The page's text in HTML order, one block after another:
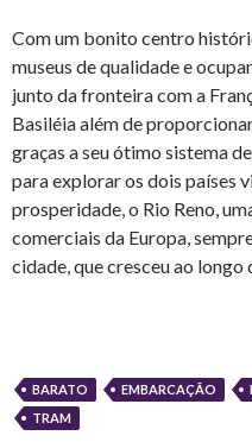
Com um bonito centro
museus de qualidade e
junto da fronteira com a
Basiléia além de
graças a seu ótimo sistema
para explorar os dois países
prosperidade, o Rio Reno,
comerciais da Europa,
cidade, que cresceu ao longo
BARATO EMBARCAÇÃO
TRAM